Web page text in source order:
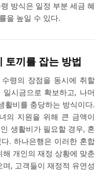
방식은 일정 부분 세금 혜
을 높일 수 있다.
토끼를 잡는 방법
령의 장점을 동시에 취할
시금으로 확보하고, 나머
활비를 충당하는 방식이다.
의 지원을 위해 큰 금액이
생활비가 필요할 경우, 혼
. 하나은행은 이러한 혼합
개인의 재정 상황에 맞춘
, 고객들이 재정적 유연성